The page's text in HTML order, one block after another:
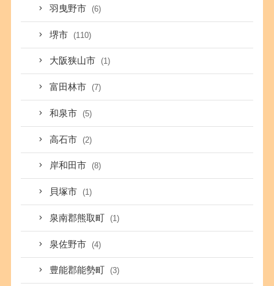
羽曳野市 (6)
堺市 (110)
大阪狭山市 (1)
富田林市 (7)
和泉市 (5)
高石市 (2)
岸和田市 (8)
貝塚市 (1)
泉南郡熊取町 (1)
泉佐野市 (4)
豊能郡能勢町 (3)